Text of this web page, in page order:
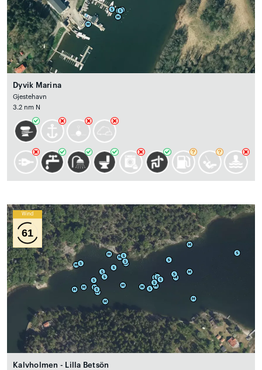
Dyvik Marina
Gjestehavn
3.2 nm N
Wind
61
Kalvholmen - Lilla Betsön